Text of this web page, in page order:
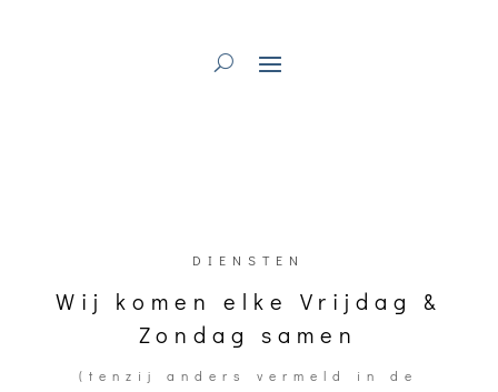
DIENSTEN
Wij komen elke Vrijdag &
Zondag samen
(tenzij anders vermeld in de